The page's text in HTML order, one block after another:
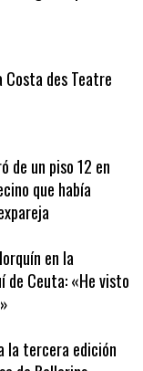
Costa des Teatre
de un piso 12 en
que había
en la
Ceuta: «He visto
la tercera edición